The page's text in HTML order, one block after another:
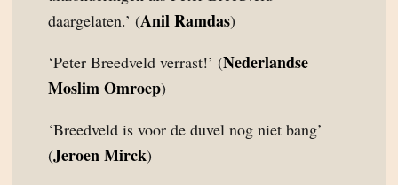
daargelaten.’ (Anil Ramdas)
‘Peter Breedveld verrast!’ (Nederlandse
Moslim Omroep)
‘Breedveld is voor de duvel nog niet bang’
(Jeroen Mirck)